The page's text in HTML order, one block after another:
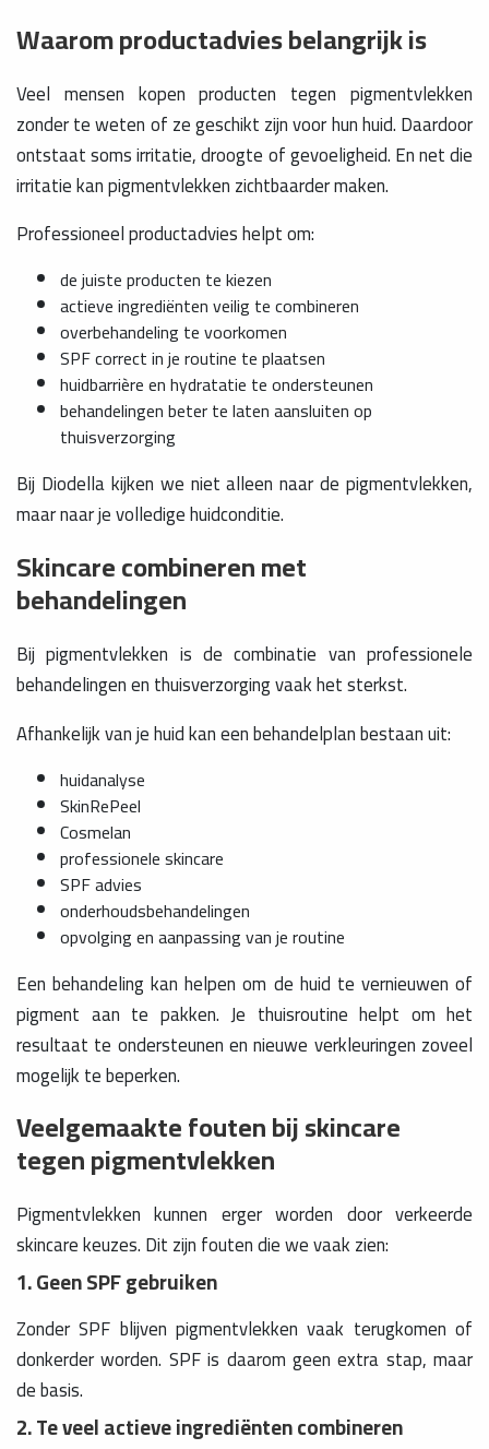
Waarom productadvies belangrijk is
Veel mensen kopen producten tegen pigmentvlekken
zonder te weten of ze geschikt zijn voor hun huid. Daardoor
ontstaat soms irritatie, droogte of gevoeligheid. En net die
irritatie kan pigmentvlekken zichtbaarder maken.
Professioneel productadvies helpt om:
de juiste producten te kiezen
actieve ingrediënten veilig te combineren
overbehandeling te voorkomen
SPF correct in je routine te plaatsen
huidbarrière en hydratatie te ondersteunen
behandelingen beter te laten aansluiten op
thuisverzorging
Bij Diodella kijken we niet alleen naar de pigmentvlekken,
maar naar je volledige huidconditie.
Skincare combineren met
behandelingen
Bij pigmentvlekken is de combinatie van professionele
behandelingen en thuisverzorging vaak het sterkst.
Afhankelijk van je huid kan een behandelplan bestaan uit:
huidanalyse
SkinRePeel
Cosmelan
professionele skincare
SPF advies
onderhoudsbehandelingen
opvolging en aanpassing van je routine
Een behandeling kan helpen om de huid te vernieuwen of
pigment aan te pakken. Je thuisroutine helpt om het
resultaat te ondersteunen en nieuwe verkleuringen zoveel
mogelijk te beperken.
Veelgemaakte fouten bij skincare
tegen pigmentvlekken
Pigmentvlekken kunnen erger worden door verkeerde
skincare keuzes. Dit zijn fouten die we vaak zien:
1. Geen SPF gebruiken
Zonder SPF blijven pigmentvlekken vaak terugkomen of
donkerder worden. SPF is daarom geen extra stap, maar
de basis.
2. Te veel actieve ingrediënten combineren